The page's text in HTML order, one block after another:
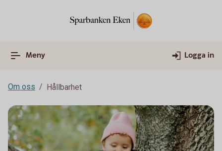
Meny Logga in
Om oss Hållbarhet